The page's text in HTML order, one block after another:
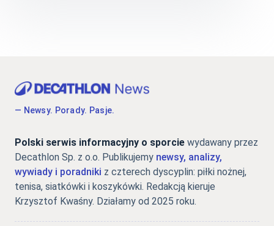
— Newsy. Porady. Pasje.
Polski serwis informacyjny o sporcie wydawany przez
Decathlon Sp. z o.o. Publikujemy newsy, analizy,
wywiady i poradniki z czterech dyscyplin: piłki nożnej,
tenisa, siatkówki i koszykówki. Redakcją kieruje
Krzysztof Kwaśny. Działamy od 2025 roku.